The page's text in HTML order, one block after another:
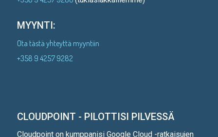
MYYNTI:
Ota tästä yhteyttä myyntiin
+358 9 4257 9282
CLOUDPOINT - PILOTTISI PILVESSÄ
Cloudpoint on kumppanisi Google Cloud -ratkaisujen